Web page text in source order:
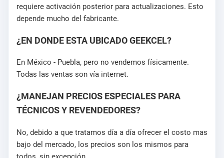
requiere activación posterior para actualizaciones. Esto
depende mucho del fabricante.
¿EN DONDE ESTA UBICADO GEEKCEL?
En México - Puebla, pero no vendemos físicamente.
Todas las ventas son vía internet.
¿MANEJAN PRECIOS ESPECIALES PARA
TÉCNICOS Y REVENDEDORES?
No, debido a que tratamos día a día ofrecer el costo mas
bajo del mercado, los precios son los mismos para